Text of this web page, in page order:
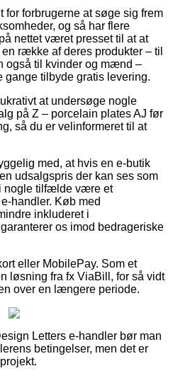
for forbrugerne at søge sig frem
og så har flere
nettet været presset til at at
række af deres produkter – til
også til kvinder og mænd –
gange tilbyde gratis levering.
at undersøge nogle
på Z – porcelain plates AJ før
så du er velinformeret til at
med, at hvis en e-butik
udsalgspris der kan ses som
nogle tilfælde være et
handler. Køb med
inkluderet i
os imod bedrageriske
eller MobilePay. Som et
løsning fra fx ViaBill, for så vidt
over en længere periode.
Letters e-handler bør man
betingelser, men det er